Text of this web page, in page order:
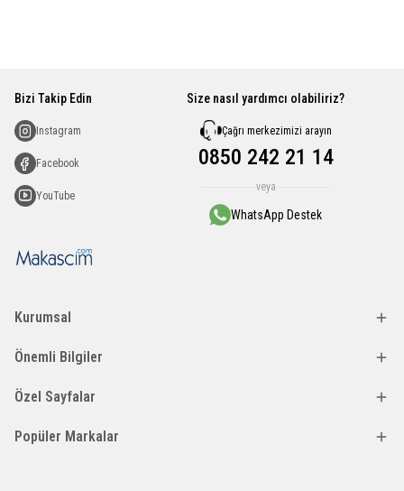
Kurumsal
Önemli Bilgiler
Özel Sayfalar
Popüler Markalar
Bizi Takip Edin
Instagram
Facebook
YouTube
Size nasıl yardımcı olabiliriz?
Çağrı merkezimizi arayın
0850 242 21 14
veya
WhatsApp Destek